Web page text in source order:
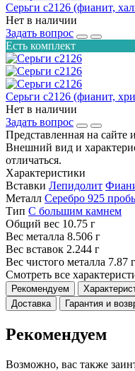
Серьги с2126 (фианит,
Нет в наличии
Задать вопрос
Есть комплект
Серьги с2126 (фианит,
Нет в наличии
Задать вопрос
Представленная на сайте
Внешний вид и
отличаться.
Характеристики
Вставки Лепидолит
Металл Серебро 925
Тип С большим камнем
Общий вес 10.75 г
Вес металла 8.506 г
Вес вставок 2.244 г
Вес чистого металла 7.87 г
Смотреть все
Рекомендуем
Доставка
Гарантия и
Рекомендуем
Возможно, вас также